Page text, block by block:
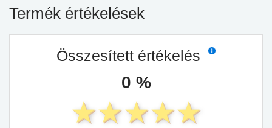
Termék értékelések
Összesített értékelés
0 %